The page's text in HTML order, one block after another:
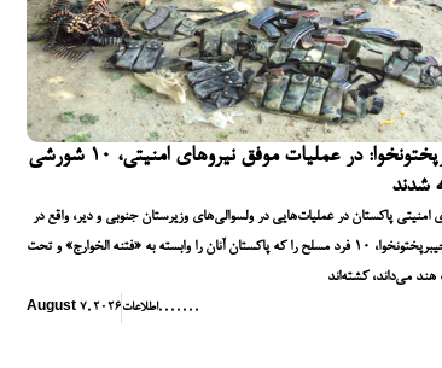
خیبرپختونخوا: در عملیات موفق نیروهای امنیتی، ۱۰ شورشی
شدند
امنیتی پاکستان در عملیات‌هایی در ولسوالی‌های وزیرستان جنوبی و دیر، واقع در
ایالت خیبرپختونخوا، ۱۰ فرد مسلح را که پاکستان آنان را وابسته به «فتنه الخوارج» و تحت
می‌داند، کشته‌اند
August 7, 2026اطلاعات, , , , , , ,